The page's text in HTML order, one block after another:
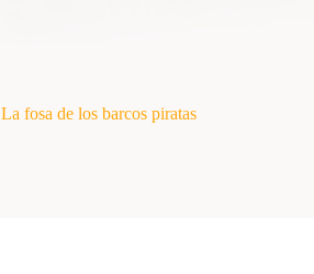
La fosa de los barcos piratas